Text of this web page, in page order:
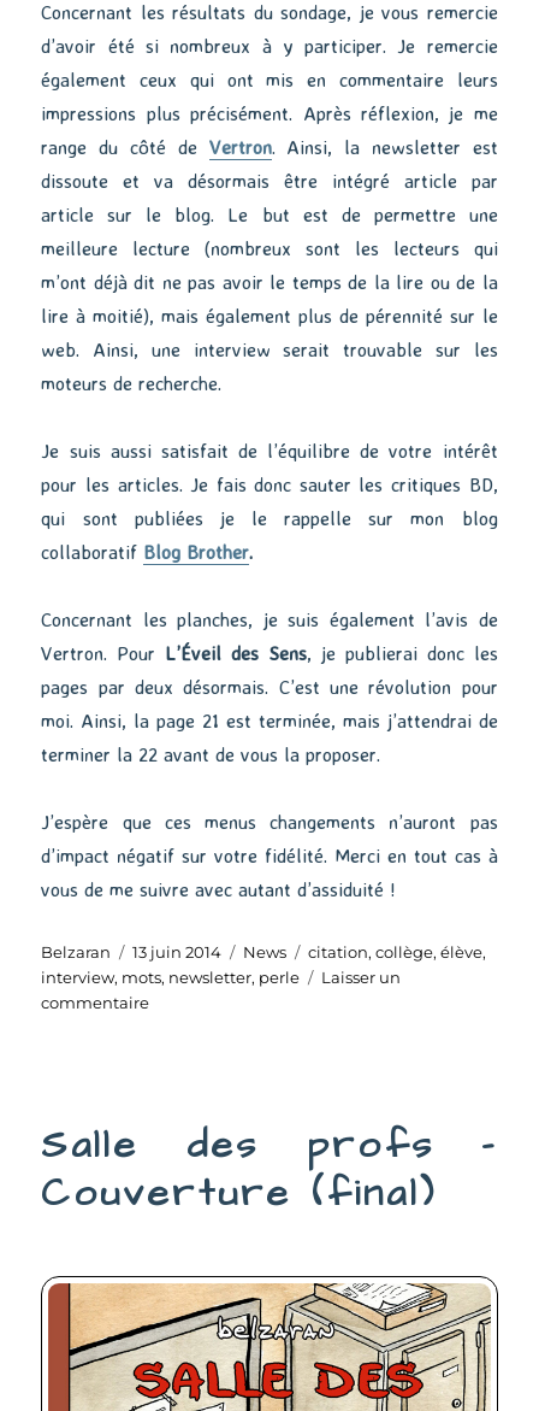
Concernant les résultats du sondage, je vous remercie
d’avoir été si nombreux à y participer. Je remercie
également ceux qui ont mis en commentaire leurs
impressions plus précisément. Après réflexion, je me
range du côté de Vertron. Ainsi, la newsletter est
dissoute et va désormais être intégré article par
article sur le blog. Le but est de permettre une
meilleure lecture (nombreux sont les lecteurs qui
m’ont déjà dit ne pas avoir le temps de la lire ou de la
lire à moitié), mais également plus de pérennité sur le
web. Ainsi, une interview serait trouvable sur les
moteurs de recherche.
Je suis aussi satisfait de l’équilibre de votre intérêt
pour les articles. Je fais donc sauter les critiques BD,
qui sont publiées je le rappelle sur mon blog
collaboratif Blog Brother.
Concernant les planches, je suis également l’avis de
Vertron. Pour L’Éveil des Sens, je publierai donc les
pages par deux désormais. C’est une révolution pour
moi. Ainsi, la page 21 est terminée, mais j’attendrai de
terminer la 22 avant de vous la proposer.
J’espère que ces menus changements n’auront pas
d’impact négatif sur votre fidélité. Merci en tout cas à
vous de me suivre avec autant d’assiduité !
Auteur
Belzaran
Publié
le
13 juin 2014 Catégories
News Étiquettes
citation,collège,élève,
interview, mots, newsletter, perle
Laisser un
commentairesur
Salle des profs –
Couverture (final)